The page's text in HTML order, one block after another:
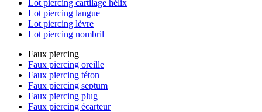
Lot piercing cartilage hélix
Lot piercing langue
Lot piercing lèvre
Lot piercing nombril
Faux piercing
Faux piercing oreille
Faux piercing téton
Faux piercing septum
Faux piercing plug
Faux piercing écarteur